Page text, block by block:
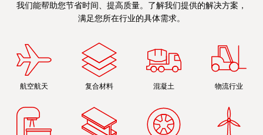
我们能帮助您节省时间、提高质量。了解我们提供的解决方案，
满足您所在行业的具体需求。
航空航天 复合材料 混凝土 物流行业